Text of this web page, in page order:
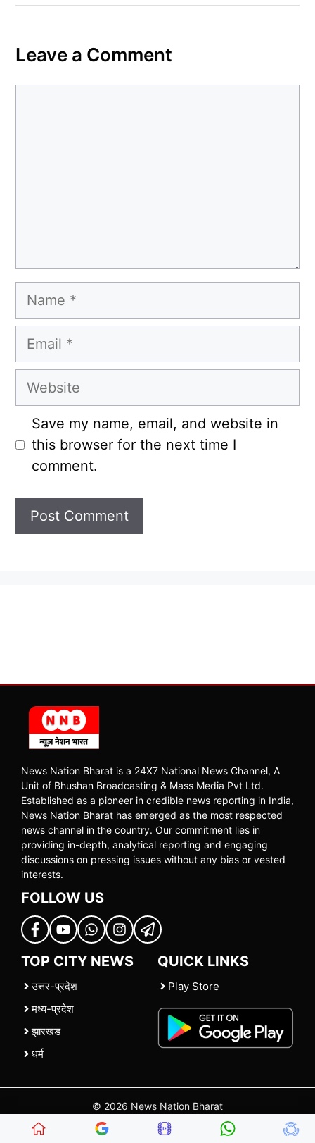
Leave a Comment
Name
Email
Website
Save my name, email, and website in
this browser for the next time I
comment.
News Nation Bharat is a 24X7 National News Channel, A
Unit of Bhushan Broadcasting & Mass Media Pvt Ltd.
Established as a pioneer in credible news reporting in India,
News Nation Bharat has emerged as the most respected
news channel in the country. Our commitment lies in
providing in-depth, analytical reporting and engaging
discussions on pressing issues without any bias or vested
interests.
FOLLOW US
TOP CITY NEWS
उत्तर-प्रदेश
मध्य-प्रदेश
झारखंड
धर्म
QUICK LINKS
Play Store
© 2026 News Nation Bharat
| |Contact Us |Policies Terms and Conditions